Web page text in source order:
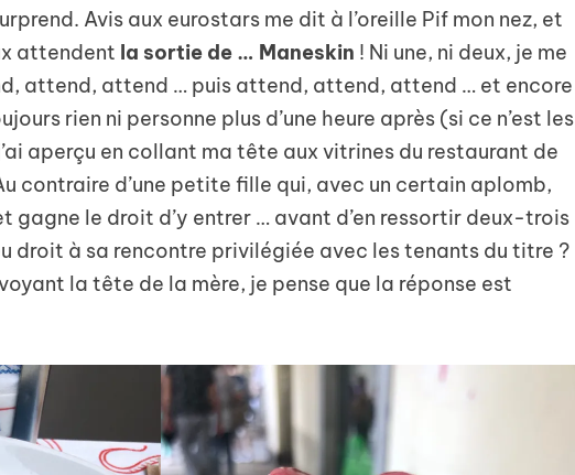
Avis aux eurostars me dit à l’oreille Pif mon nez, et
attendent la sortie de … Maneskin ! Ni une, ni deux, je me
attend, attend … puis attend, attend, attend … et encore
rien ni personne plus d’une heure après (si ce n’est les
aperçu en collant ma tête aux vitrines du restaurant de
contraire d’une petite fille qui, avec un certain aplomb,
gagne le droit d’y entrer … avant d’en ressortir deux-trois
droit à sa rencontre privilégiée avec les tenants du titre ?
la tête de la mère, je pense que la réponse est